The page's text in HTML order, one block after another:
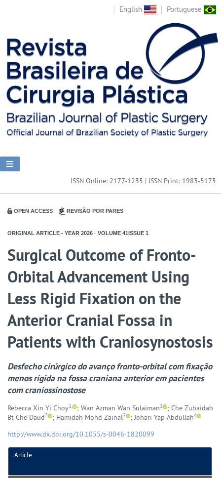
English Portuguese
ISSN Online: 2177-1235 | ISSN Print: 1983-5175
OPEN ACCESS REVISÃO POR PARES
ORIGINAL ARTICLE - YEAR 2026 - VOLUME 41ISSUE 1
Surgical Outcome of Fronto-
Orbital Advancement Using
Less Rigid Fixation on the
Anterior Cranial Fossa in
Patients with Craniosynostosis
Desfecho cirúrgico do avanço fronto-orbital com fixação
menos rígida na fossa craniana anterior em pacientes
com craniossinostose
Rebecca Xin Yi Choy1, ; Wan Azman Wan Sulaiman1
; Che Zubaidah
Bt Che Daud3 ; Hamidah Mohd Zainal2 ; Johari Yap Abdullah4
http://www.dx.doi.org/10.1055/s-0046-1820099
Article